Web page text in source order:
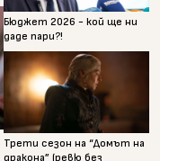
Бюджет 2026 - кой ще ни
даде пари?!
Трети сезон на “Домът на
дракона” (ревю без